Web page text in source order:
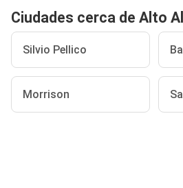
Ciudades cerca de Alto
Silvio Pellico
Morrison